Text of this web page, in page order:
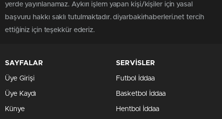
yerde yayınlanamaz. Aykırı işlem yapan kişi/kişiler için yasal
başvuru hakkı saklı tutulmaktadır. diyarbakirhaberleri.net tercih
ettiğiniz için teşekkür ederiz.
SAYFALAR
Üye Girişi
Üye Kaydı
Künye
SERVİSLER
Futbol İddaa
Basketbol İddaa
Hentbol İddaa